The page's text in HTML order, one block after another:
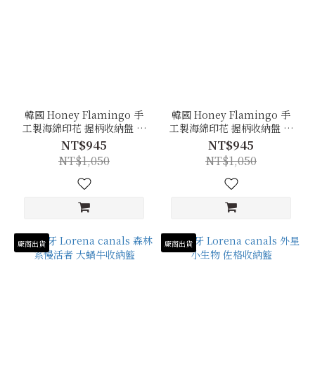
韓國 Honey Flamingo 手
工製海綿印花 握柄收納盤 沙
橙色
NT$945
NT$1,050
韓國 Honey Flamingo 手
工製海綿印花 握柄收納盤 沙
灰
NT$945
NT$1,050
廠商出貨 廠商出貨